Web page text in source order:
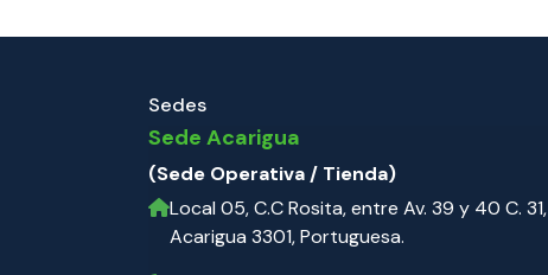
Sedes
Sede Acarigua
(Sede Operativa / Tienda)
Local 05, C.C Rosita, entre Av. 39 y 40 C. 31,
Acarigua 3301, Portuguesa.